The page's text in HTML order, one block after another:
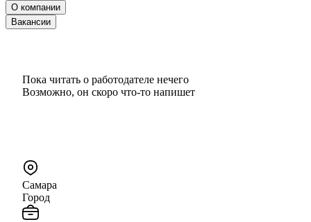
О компании
Вакансии
Пока читать о работодателе нечего
Возможно, он скоро что‑то напишет
Самара
Город